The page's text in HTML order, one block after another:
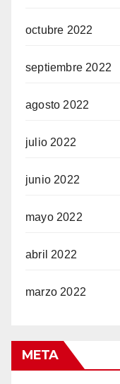
octubre 2022
septiembre 2022
agosto 2022
julio 2022
junio 2022
mayo 2022
abril 2022
marzo 2022
META